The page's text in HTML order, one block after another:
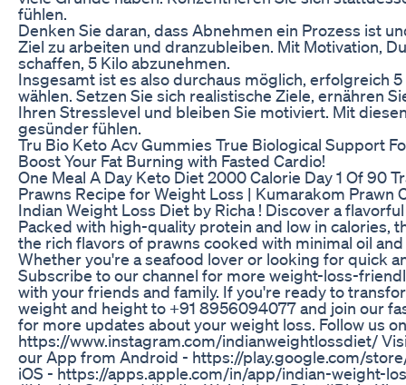
fühlen.
Denken Sie daran, dass Abnehmen ein Prozess ist
Ziel zu arbeiten und dranzubleiben. Mit Motivation,
schaffen, 5 Kilo abzunehmen.
Insgesamt ist es also durchaus möglich, erfolgreich
wählen. Setzen Sie sich realistische Ziele, ernähren
Ihren Stresslevel und bleiben Sie motiviert. Mit
gesünder fühlen.
Tru Bio Keto Acv Gummies True Biological Support
Boost Your Fat Burning with Fasted Cardio!
One Meal A Day Keto Diet 2000 Calorie Day 1 Of
Prawns Recipe for Weight Loss | Kumarakom
Indian Weight Loss Diet by Richa ! Discover a
Packed with high-quality protein and low in calories,
the rich flavors of prawns cooked with minimal oil
Whether you're a seafood lover or looking for quick
Subscribe to our channel for more weight-loss-
with your friends and family. If you're ready to
weight and height to +91 8956094077 and join our
for more updates about your weight loss. Follow us
https://www.instagram.com/indianweightlossdiet/
our App from Android - https://play.google.com/
iOS - https://apps.apple.com/in/app/indian-weight-